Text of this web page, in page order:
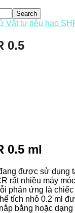
Vật tư tiêu hao
0.5
0.5 ml
được sử dụng
rất nhiều máy
phản ứng là chiếc
tích nhỏ 0.2 ml
bằng hoặc